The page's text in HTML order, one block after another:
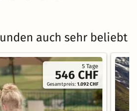
auch sehr beliebt
5 Tage
546 CHF
Gesamtpreis:1.092 CHF